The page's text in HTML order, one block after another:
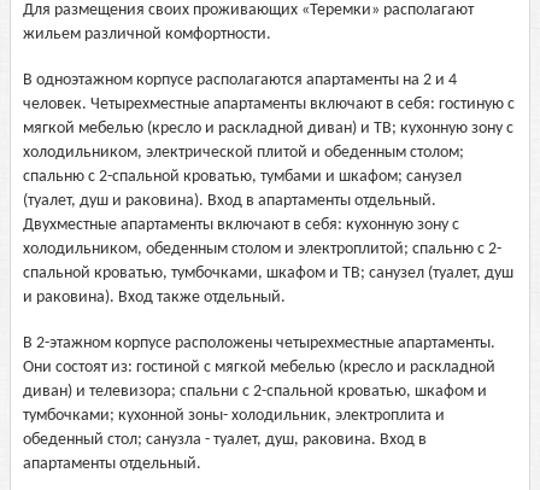
Для размещения своих проживающих «Теремки» располагают
жильем различной комфортности.
В одноэтажном корпусе располагаются апартаменты на 2 и 4
человек. Четырехместные апартаменты включают в себя: гостиную с
мягкой мебелью (кресло и раскладной диван) и ТВ; кухонную зону с
холодильником, электрической плитой и обеденным столом;
спальню с 2-спальной кроватью, тумбами и шкафом; санузел
(туалет, душ и раковина). Вход в апартаменты отдельный.
Двухместные апартаменты включают в себя: кухонную зону с
холодильником, обеденным столом и электроплитой; спальню с 2-
спальной кроватью, тумбочками, шкафом и ТВ; санузел (туалет, душ
и раковина). Вход также отдельный.
В 2-этажном корпусе расположены четырехместные апартаменты.
Они состоят из: гостиной с мягкой мебелью (кресло и раскладной
диван) и телевизора; спальни с 2-спальной кроватью, шкафом и
тумбочками; кухонной зоны- холодильник, электроплита и
обеденный стол; санузла - туалет, душ, раковина. Вход в
апартаменты отдельный.